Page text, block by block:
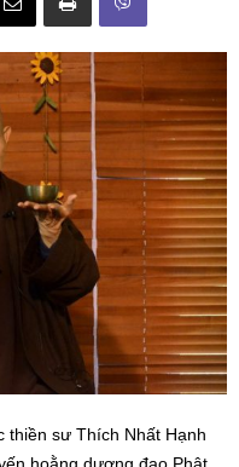
thiền sư Thích Nhất Hạnh